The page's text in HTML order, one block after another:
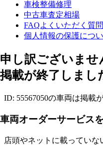
車検整備修理
中古車査定相場
FAQよくいただく質問
個人情報の保護につ
申し訳ございま
掲載が終了しまし
ID: 55567050の車両は掲載
車両オーダーサービス
店頭やネットに載っていな